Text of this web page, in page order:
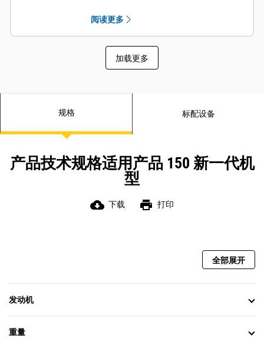
实现停车。
为上下机器和围绕机器移动提供了一
个坚固的平台。
标准回转盘驱动装置滑动离合器可在
免突发方向变化。选装铲刀提升蓄能
击载荷。这一可选功能可减少磨损和
性。
Cat VisionLink 为所有资产提供
备机群规模或设备制造商限制。* 从
桌面或移动设备查看设备数据，以最
大限度延长正常运行时间并优化资
做出明智的决策，以降低成本、简化
Cat Inspect 是一款移动应用程
序，可帮助您轻松执行数字化预防性
维护（PM，Preventative
Maintenance）检查、检查和日常绕
机导览。检查功能可以轻松地与
远程故障排除是一个移动应用程
序，您的 Cat 代理商可以使用它对连
阅读更多
加载更多
规格 标配设备
产品技术规格适用产品 150 新一代机
型
cloud_download 下载 print 打印
全部展开
发动机
重量